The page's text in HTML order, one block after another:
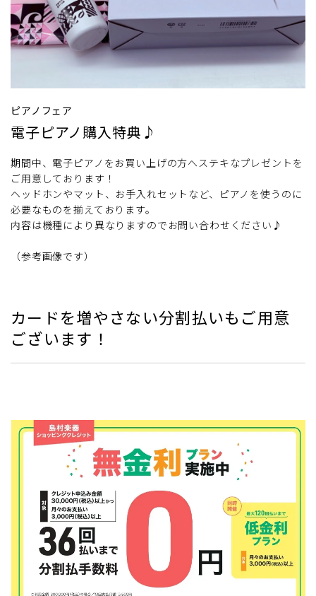
ピアノフェア
電子ピアノ購入特典♪
期間中、電子ピアノをお買い上げの方へステキなプレゼントを
ご用意しております！
ヘッドホンやマット、お手入れセットなど、ピアノを使うのに
必要なものを揃えております。
内容は機種により異なりますのでお問い合わせください♪
（参考画像です）
カードを増やさない分割払いもご用意
ございます！